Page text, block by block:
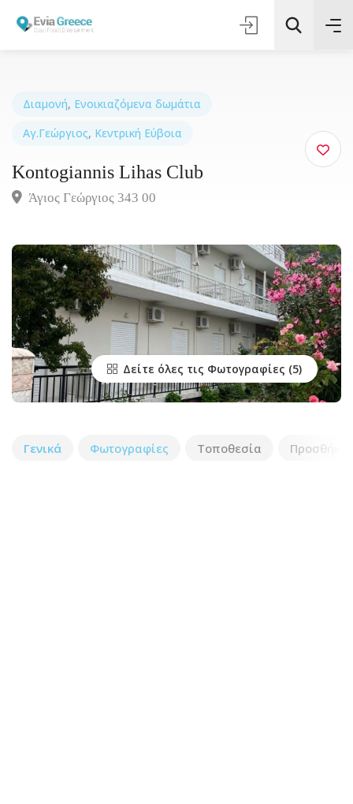
Τοποθεσία
Όλες οι Κατηγορίες
Διαμονή, Ενοικιαζόμενα δωμάτια
Αγ.Γεώργιος, Κεντρική Εύβοια
Kontogiannis Lihas Club
Άγιος Γεώργιος 343 00
Δείτε όλες τις Φωτογραφίες
Γενικά Φωτογραφίες Τοποθεσία Προσθήκη